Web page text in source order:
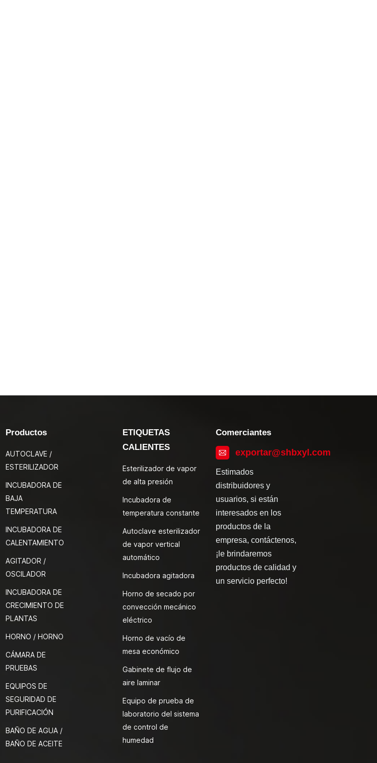
Productos
AUTOCLAVE /
ESTERILIZADOR
INCUBADORA DE
BAJA
TEMPERATURA
INCUBADORA DE
CALENTAMIENTO
AGITADOR /
OSCILADOR
INCUBADORA DE
CRECIMIENTO DE
PLANTAS
HORNO / HORNO
CÁMARA DE
PRUEBAS
EQUIPOS DE
SEGURIDAD DE
PURIFICACIÓN
BAÑO DE AGUA /
BAÑO DE ACEITE
ETIQUETAS
CALIENTES
Esterilizador de vapor
de alta presión
Incubadora de
temperatura constante
Autoclave esterilizador
de vapor vertical
automático
Incubadora agitadora
Horno de secado por
convección mecánico
eléctrico
Horno de vacío de
mesa económico
Gabinete de flujo de
aire laminar
Equipo de prueba de
laboratorio del sistema
de control de
humedad
Comerciantes
exportar@shbxyl.com
Estimados
distribuidores y
usuarios, si están
interesados en los
productos de la
empresa, contáctenos,
¡le brindaremos
productos de calidad y
un servicio perfecto!